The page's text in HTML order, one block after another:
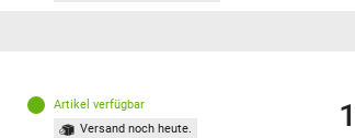
Artikel verfügbar
Versand noch heute.